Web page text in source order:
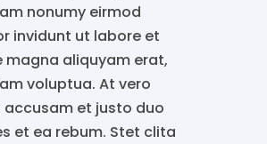
nonumy eirmod
invidunt ut labore et
magna aliquyam erat,
voluptua. At vero
accusam et justo duo
et ea rebum. Stet clita